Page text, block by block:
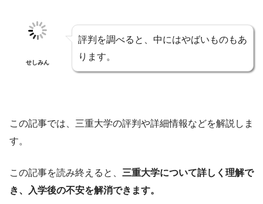
せしみん
評判を調べると、中にはやばいものもあ
ります。
この記事では、三重大学の評判や詳細情報などを解説しま
す。
この記事を読み終えると、 三重大学について詳しく理解で
き、入学後の不安を解消できます。